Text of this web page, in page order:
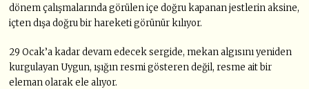
dönem çalışmalarında görülen içe doğru kapanan jestlerin aksine,
içten dışa doğru bir hareketi görünür kılıyor.
29 Ocak’a kadar devam edecek sergide, mekan algısını yeniden
kurgulayan Uygun, ışığın resmi gösteren değil, resme ait bir
eleman olarak ele alıyor.